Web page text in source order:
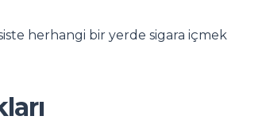
herhangi bir yerde sigara içmek